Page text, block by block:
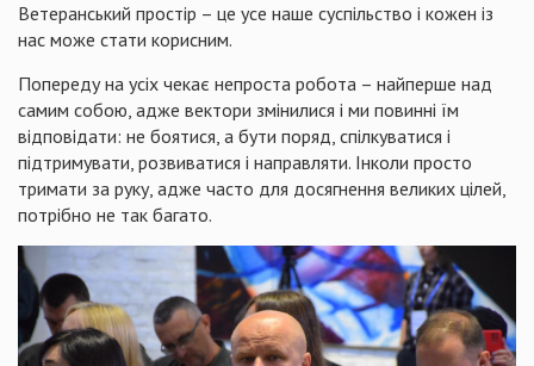
Ветеранський простір – це усе наше суспільство і кожен із
нас може стати корисним.
Попереду на усіх чекає непроста робота – найперше над
самим собою, адже вектори змінилися і ми повинні їм
відповідати: не боятися, а бути поряд, спілкуватися і
підтримувати, розвиватися і направляти. Інколи просто
тримати за руку, адже часто для досягнення великих цілей,
потрібно не так багато.